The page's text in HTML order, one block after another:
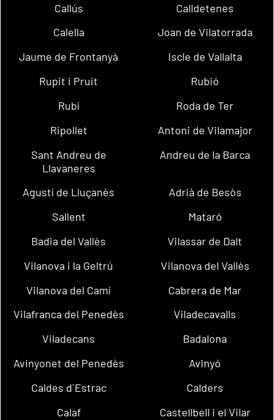
Callús
Calldetenes
Calella
Joan de Vilatorrada
Jaume de Frontanyà
Iscle de Vallalta
Rupit i Pruit
Rubió
Rubí
Roda de Ter
Ripollet
Antoni de Vilamajor
Sant Andreu de
Llavaneres
Andreu de la Barca
Agustí de Lluçanès
Adrià de Besòs
Sallent
Mataró
Badia del Vallès
Vilassar de Dalt
Vilanova i la Geltrú
Vilanova del Vallès
Vilanova del Camí
Cabrera de Mar
Vilafranca del Penedès
Viladecavalls
Viladecans
Badalona
Avinyonet del Penedès
Avinyó
Caldes d´Estrac
Calders
Calaf
Castellbell i el Vilar